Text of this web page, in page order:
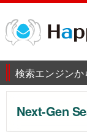
検索エンジン